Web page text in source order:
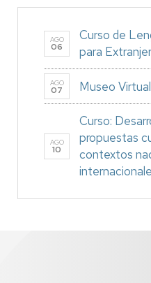
AGO
06
Curso de
para
AGO
07 Museo
AGO
10
Curso:
propuestas
contextos